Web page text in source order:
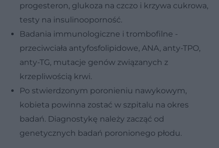
progesteron, glukoza na czczo i krzywa cukrowa,
testy na insulinooporność.
Badania immunologiczne i trombofilne -
przeciwciała antyfosfolipidowe, ANA, anty-TPO,
anty-TG, mutacje genów związanych z
krzepliwością krwi.
Po stwierdzonym poronieniu nawykowym,
kobieta powinna zostać w szpitalu na okres
badań. Diagnostykę należy zacząć od
genetycznych badań poronionego płodu.